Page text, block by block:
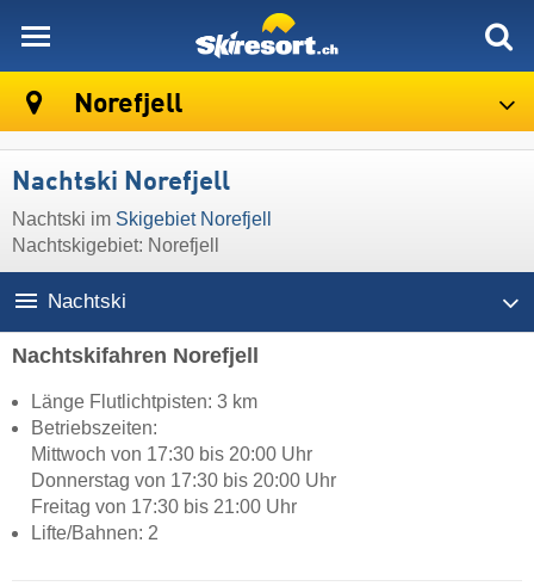
Norefjell
Nachtski Norefjell
Nachtski im Skigebiet Norefjell
Nachtskigebiet: Norefjell
Nachtski
Nachtskifahren Norefjell
Länge Flutlichtpisten: 3 km
Betriebszeiten:
Mittwoch von 17:30 bis 20:00 Uhr
Donnerstag von 17:30 bis 20:00 Uhr
Freitag von 17:30 bis 21:00 Uhr
Lifte/Bahnen: 2